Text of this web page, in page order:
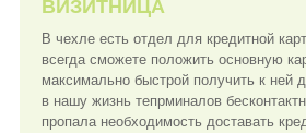
ВИЗИТНИЦА
В чехле есть отдел для кредитной
всегда сможете положить основную
максимально быстрой получить к ней
в нашу жизнь тепрминалов
пропала необходимость доставать